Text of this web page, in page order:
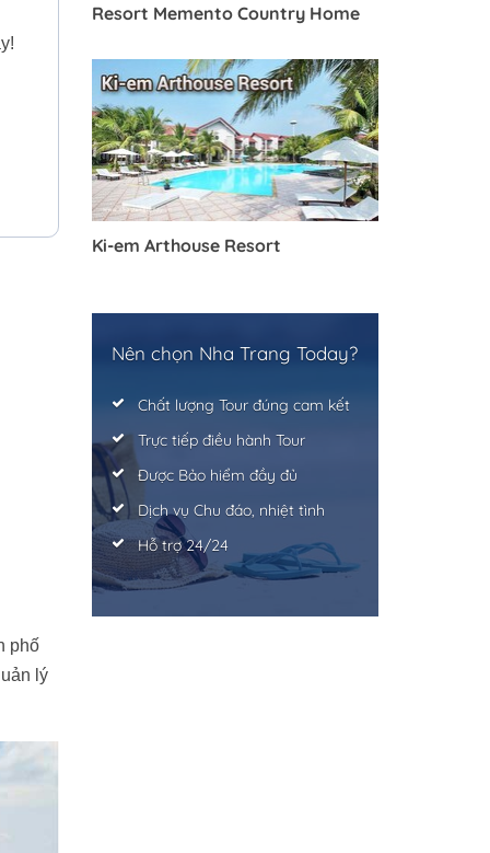
phố
lý
Resort Memento Country Home
Ki-em Arthouse Resort
Nên chọn Nha Trang Today?
Chất lượng Tour đúng cam kết
Trực tiếp điều hành Tour
Được Bảo hiểm đầy đủ
Dịch vụ Chu đáo, nhiệt tình
Hỗ trợ 24/24